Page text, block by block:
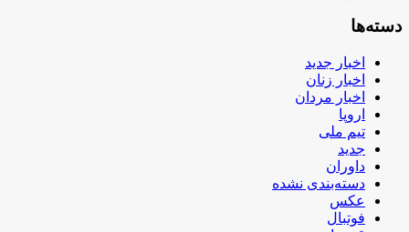
دسته‌ها
اخبار جدید
اخبار زنان
اخبار مردان
اروپا
تیم ملی
جدید
داوران
دسته‌بندی نشده
عکس
فوتبال